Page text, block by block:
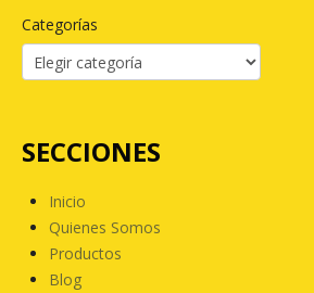
Categorías
SECCIONES
Inicio
Quienes Somos
Productos
Blog